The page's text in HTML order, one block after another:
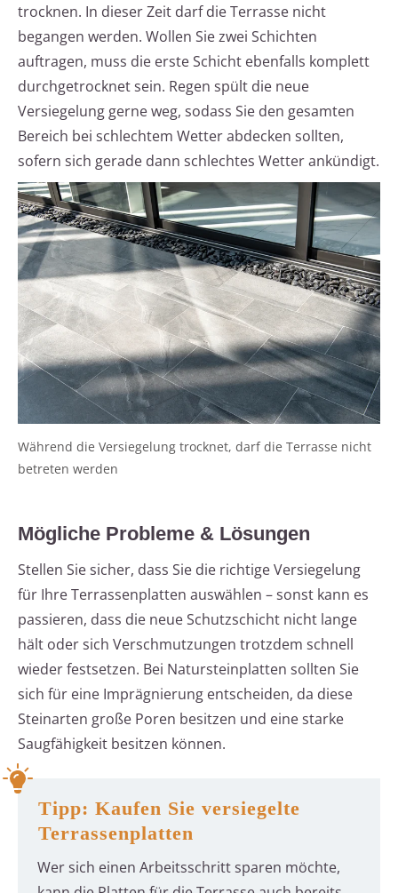
trocknen. In dieser Zeit darf die Terrasse nicht
begangen werden. Wollen Sie zwei Schichten
auftragen, muss die erste Schicht ebenfalls komplett
durchgetrocknet sein. Regen spült die neue
Versiegelung gerne weg, sodass Sie den gesamten
Bereich bei schlechtem Wetter abdecken sollten,
sofern sich gerade dann schlechtes Wetter ankündigt.
Während die Versiegelung trocknet, darf die Terrasse nicht
betreten werden
Mögliche Probleme & Lösungen
Stellen Sie sicher, dass Sie die richtige Versiegelung
für Ihre Terrassenplatten auswählen – sonst kann es
passieren, dass die neue Schutzschicht nicht lange
hält oder sich Verschmutzungen trotzdem schnell
wieder festsetzen. Bei Natursteinplatten sollten Sie
sich für eine Imprägnierung entscheiden, da diese
Steinarten große Poren besitzen und eine starke
Saugfähigkeit besitzen können.
Tipp: Kaufen Sie versiegelte
Terrassenplatten
Wer sich einen Arbeitsschritt sparen möchte,